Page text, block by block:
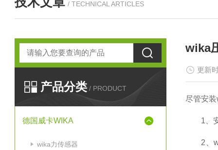
/ TECHNICAL ARTICLES
产品分类 / PRODUCT
德国威卡WIKA
wika力传感器
wika
更新
尽管安
1、安
2、